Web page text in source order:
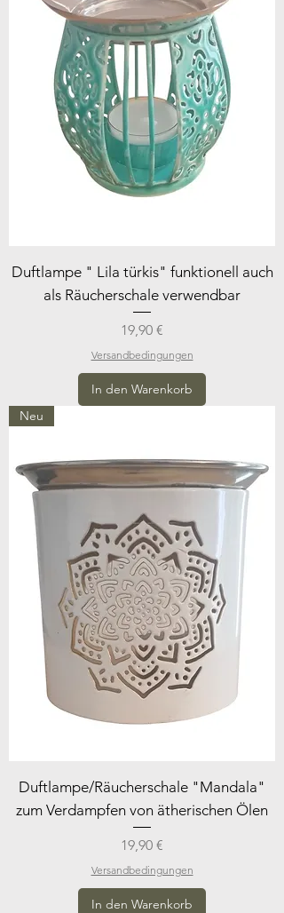
Duftlampe " Lila türkis" funktionell auch
als Räucherschale verwendbar
Preis
19,90 €
Versandbedingungen
In den Warenkorb
Neu
Duftlampe/Räucherschale "Mandala"
zum Verdampfen von ätherischen Ölen
Preis
19,90 €
Versandbedingungen
In den Warenkorb